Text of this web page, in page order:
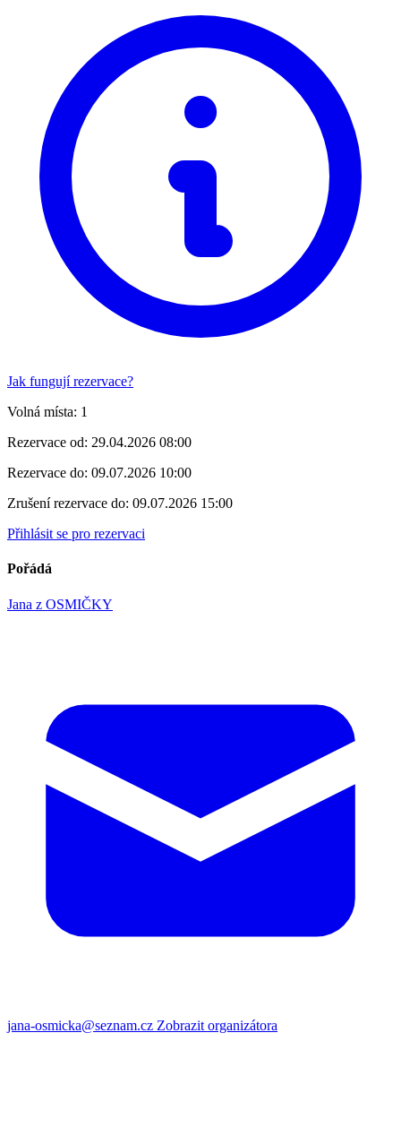
Jak fungují rezervace?
Volná místa: 1
Rezervace od: 29.04.2026 08:00
Rezervace do: 09.07.2026 10:00
Zrušení rezervace do: 09.07.2026 15:00
Přihlásit se pro rezervaci
Pořádá
Jana z OSMIČKY
jana-osmicka@seznam.cz Zobrazit organizátora